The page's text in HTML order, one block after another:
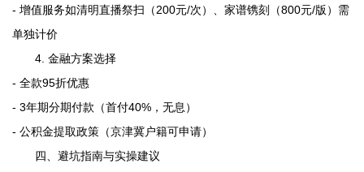
- 增值服务如清明直播祭扫（200元/次）、家谱镌刻（800元/版）需
单独计价
4. 金融方案选择
- 全款95折优惠
- 3年期分期付款（首付40%，无息）
- 公积金提取政策（京津冀户籍可申请）
四、避坑指南与实操建议